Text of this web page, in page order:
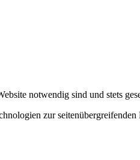
notwendig sind und stets
zur